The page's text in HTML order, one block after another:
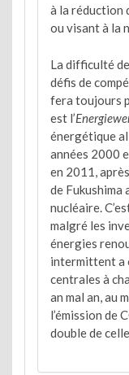
à la réduction
ou visant à la
La difficulté
défis de
fera toujours
est l’
énergétique
années 2000
en 2011,
de
nucléaire.
malgré les
énergies
intermittent a
centrales à
an mal an, au
l’émission de
double de